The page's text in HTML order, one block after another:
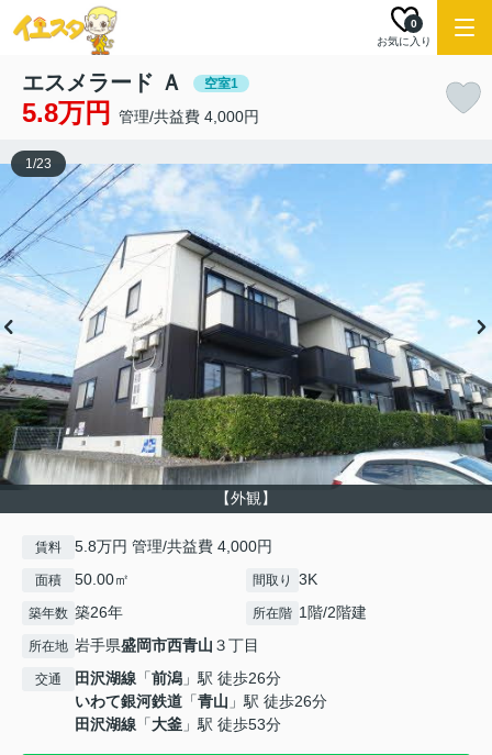
お気に入り
0
エスメラード Ａ 空室1
5.8万円 管理/共益費 4,000円
【外観】
1/23
賃料 5.8万円 管理/共益費 4,000円
面積 50.00㎡ 間取り 3K
築年数 築26年 所在階 1階/2階建
所在地 岩手県盛岡市西青山 ３丁目
交通 田沢湖線 「前潟 」駅 徒歩26分
いわて銀河鉄道 「青山 」駅 徒歩26分
田沢湖線 「大釜 」駅 徒歩53分